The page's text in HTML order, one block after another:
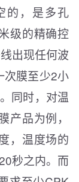
的，是多孔
级的精确控
出现任何波
次膜至少2小
同时，对温
产品为例，
，温度场的
秒之内。而